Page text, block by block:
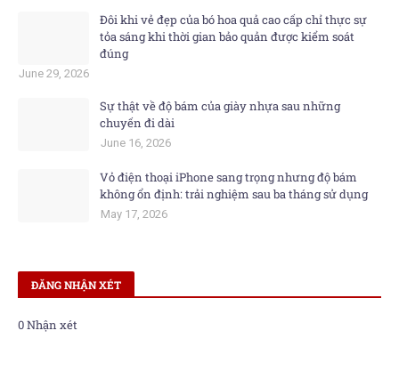
Đôi khi vẻ đẹp của bó hoa quả cao cấp chỉ thực sự
tỏa sáng khi thời gian bảo quản được kiểm soát
đúng
June 29, 2026
Sự thật về độ bám của giày nhựa sau những
chuyến đi dài​
June 16, 2026
Vỏ điện thoại iPhone sang trọng nhưng độ bám
không ổn định: trải nghiệm sau ba tháng sử dụng
May 17, 2026
ĐĂNG NHẬN XÉT
0 Nhận xét